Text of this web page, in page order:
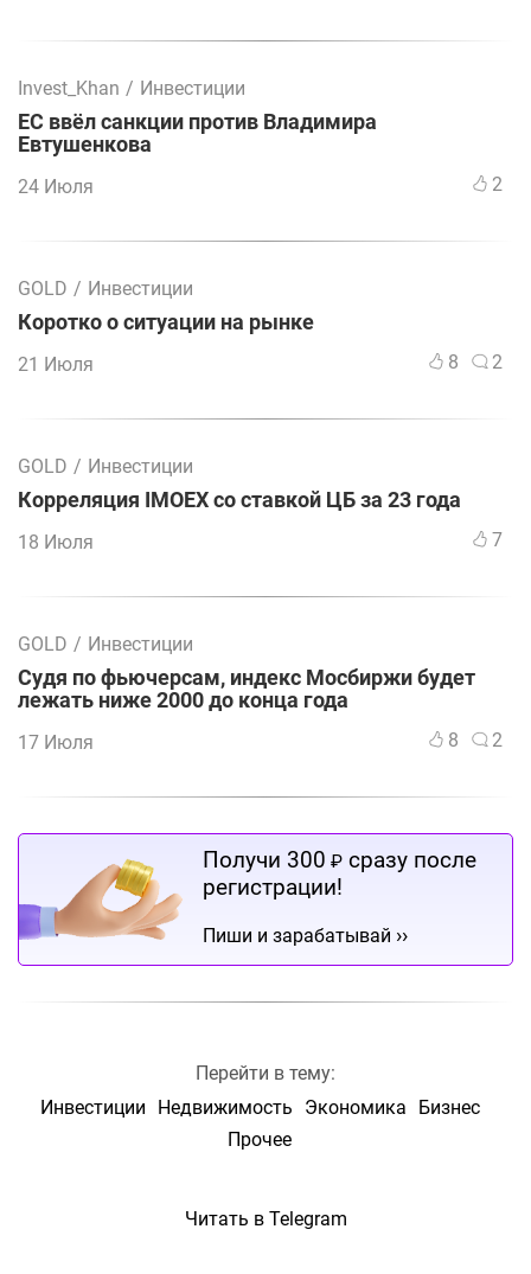
Invest_Khan / Инвестиции
ЕС ввёл санкции против Владимира
Евтушенкова
24 Июля 2
GOLD / Инвестиции
Коротко о ситуации на рынке
21 Июля 8 2
GOLD / Инвестиции
Корреляция IMOEX со ставкой ЦБ за 23 года
18 Июля 7
GOLD / Инвестиции
Судя по фьючерсам, индекс Мосбиржи будет
лежать ниже 2000 до конца года
17 Июля 8 2
Получи 300 ₽ сразу после
регистрации!
Пиши и зарабатывай ››
Перейти в тему:
Инвестиции
Недвижимость Экономика
Бизнес
Прочее
Читать в Telegram